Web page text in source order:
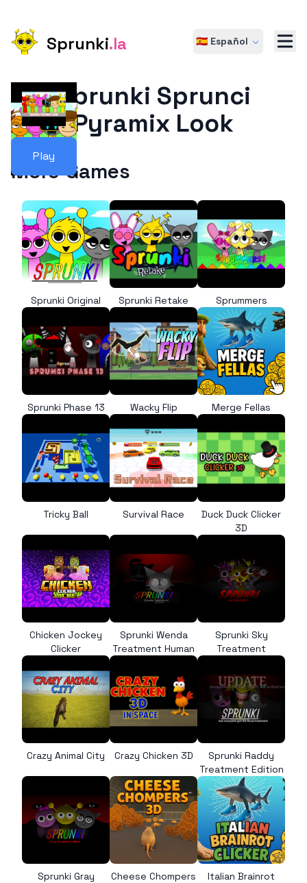
Sprunki.la 🇪🇸 Español
Play
Sprunki Sprunci
Pyramix Look
More Games
Sprunki Original Sprunki Retake Sprummers
Sprunki Phase 13 Wacky Flip Merge Fellas
Tricky Ball Survival Race
Duck Duck Clicker
3D
Chicken Jockey
Clicker
Sprunki Wenda
Treatment Human
Sprunki Sky
Treatment
Crazy Animal City Crazy Chicken 3D
Sprunki Raddy
Treatment Edition
Sprunki Gray
Cheese Chompers
Italian Brainrot